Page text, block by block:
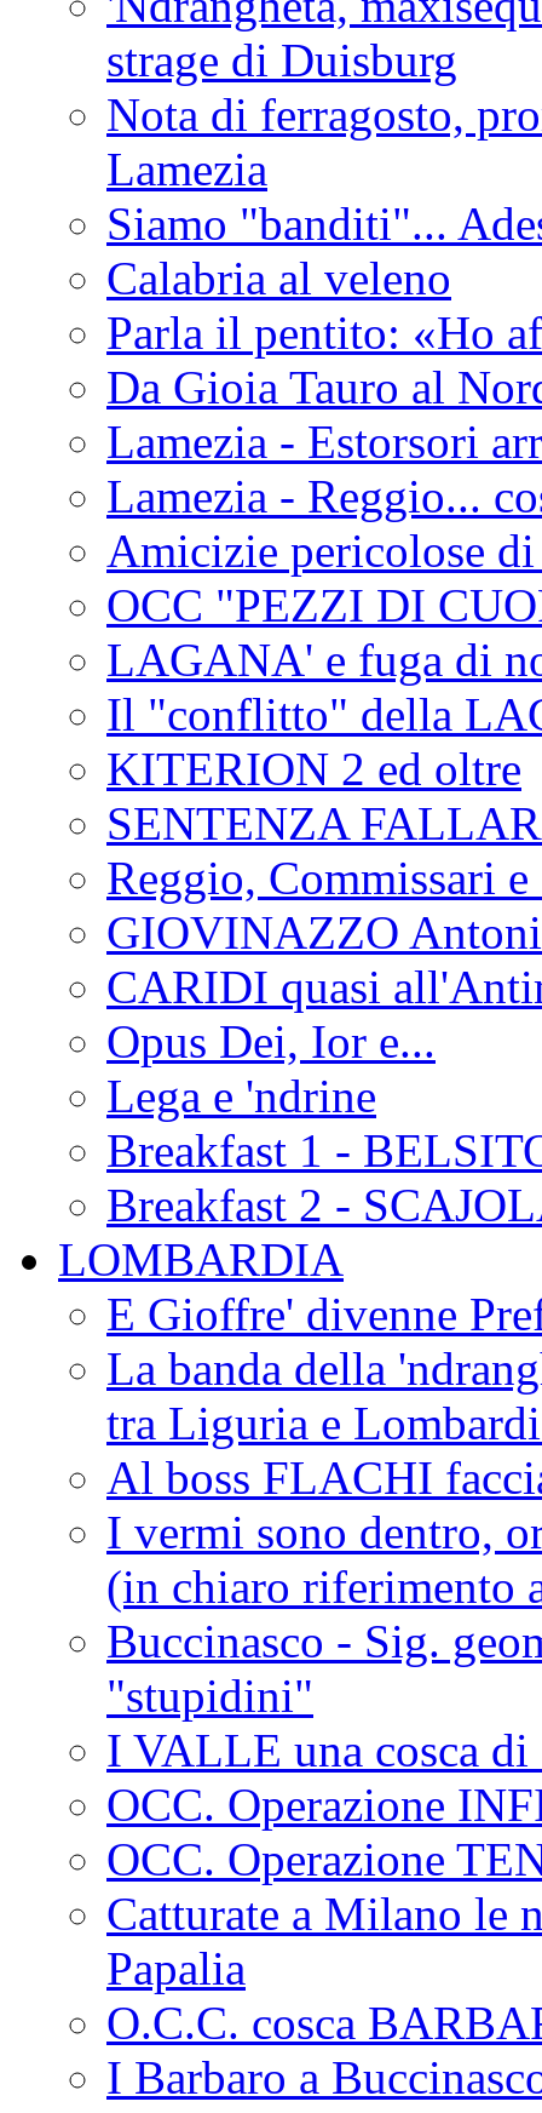
strage di Duisburg
Nota di ferragosto,
Lamezia
Siamo "banditi"...
Calabria al veleno
Parla il pentito: «Ho
Da Gioia Tauro al
Lamezia - Estorsori
Lamezia - Reggio...
Amicizie pericolose
OCC "PEZZI DI
LAGANA' e fuga di
Il "conflitto" della
KITERION 2 ed oltre
SENTENZA
Reggio, Commissari
GIOVINAZZO
CARIDI quasi
Opus Dei, Ior e...
Lega e 'ndrine
Breakfast 1 -
Breakfast 2 -
LOMBARDIA
E Gioffre' divenne
La banda della
tra Liguria e
Al boss FLACHI
I vermi sono dentro,
(in chiaro riferimento
Buccinasco - Sig.
"stupidini"
I VALLE una cosca
OCC. Operazione
OCC. Operazione
Catturate a Milano le
Papalia
O.C.C. cosca
I Barbaro a